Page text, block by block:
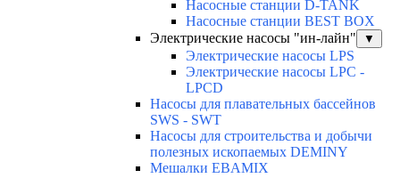
Насосные станции D-TANK
Насосные станции BEST BOX
Электрические насосы "ин-лайн"
▼
Электрические насосы LPS
Электрические насосы LPC -
LPCD
Насосы для плавательных бассейнов
SWS - SWT
Насосы для строительства и добычи
полезных ископаемых DEMINY
Мешалки EBAMIX